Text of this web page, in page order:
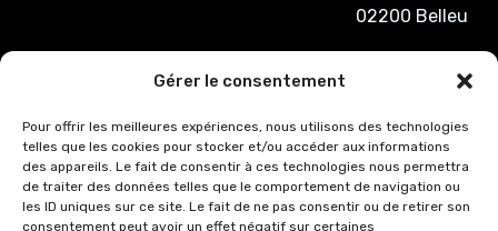
Gérer le consentement
Pour offrir les meilleures expériences, nous utilisons des technologies
telles que les cookies pour stocker et/ou accéder aux informations
des appareils. Le fait de consentir à ces technologies nous permettra
de traiter des données telles que le comportement de navigation ou
les ID uniques sur ce site. Le fait de ne pas consentir ou de retirer son
consentement peut avoir un effet négatif sur certaines
02200 Belleu
Du lundi au
jeudi : de